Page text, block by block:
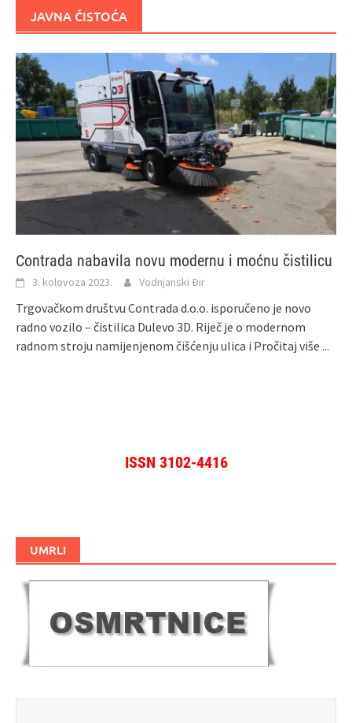
JAVNA ČISTOĆA
Contrada nabavila novu modernu i moćnu čistilicu
3. kolovoza 2023. Vodnjanski Đir
Trgovačkom društvu Contrada d.o.o. isporučeno je novo
radno vozilo – čistilica Dulevo 3D. Riječ je o modernom
radnom stroju namijenjenom čišćenju ulica i Pročitaj više ...
ISSN 3102-4416
UMRLI